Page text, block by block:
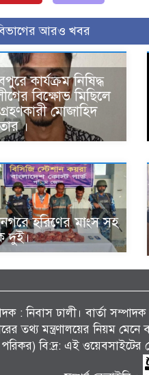
আরও খবর
কার্যক্রম নিষিদ্ধ
বিক্ষোভ মিছিলে
মোজাহিদ
।
হরিণের মাংস সহ
দুই।
: নিবাস ঢালী। বার্তা
তথ্য মন্ত্রণালয়ের নিয়ম মেনে
পরিকর) বি:দ্র: এই